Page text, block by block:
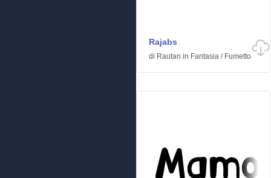
Rajabs
di Rautan in Fantasia / Fumetto